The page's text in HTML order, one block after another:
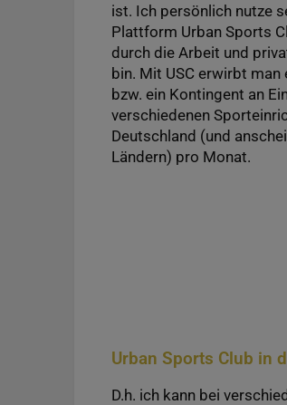
ist. Ich persönlich nutze
Plattform Urban Sports
durch die Arbeit und
bin. Mit USC erwirbt
bzw. ein Kontingent an
verschiedenen
Deutschland (und
Ländern) pro Monat.
Urban Sports Club in
D.h. ich kann bei